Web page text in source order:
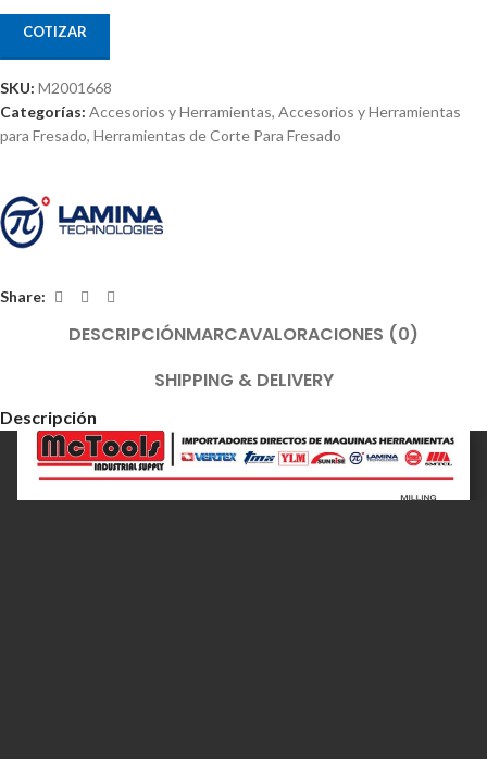
COTIZAR
SKU: M2001668
Categorías: Accesorios y Herramientas, Accesorios y Herramientas
para Fresado, Herramientas de Corte Para Fresado
Share:
DESCRIPCIÓNMARCAVALORACIONES (0)
SHIPPING & DELIVERY
Descripción